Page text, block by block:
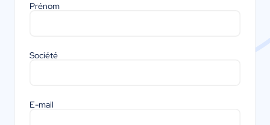
Prénom
Société
E-mail